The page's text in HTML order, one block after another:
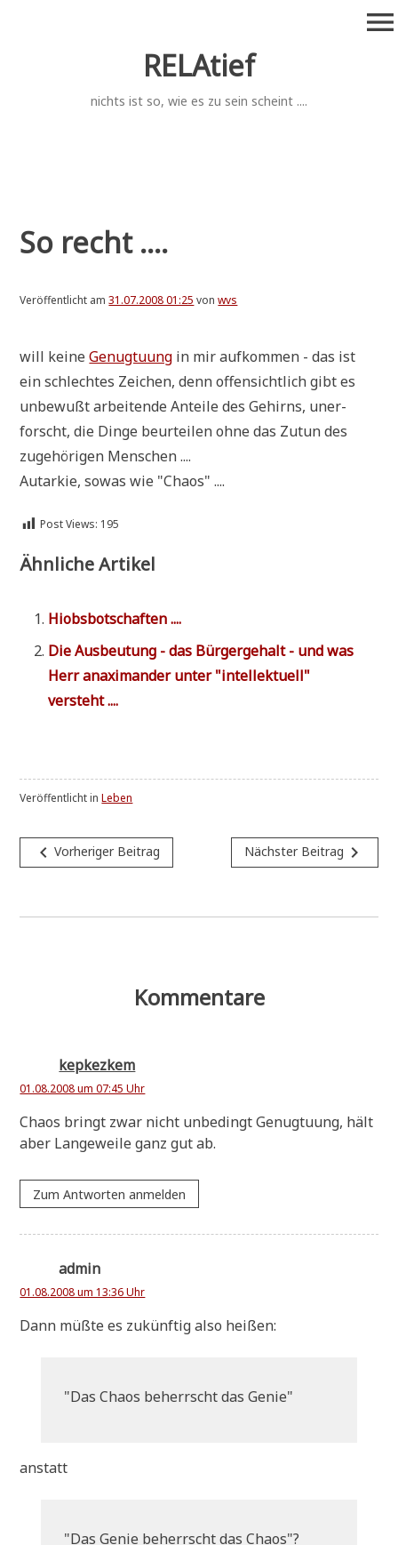
RELAtief
nichts ist so, wie es zu sein scheint ....
menu
So recht ....
Veröffentlicht am31.07.2008 01:25 vonwvs
will kei­neGenug­tu­ung in mir auf­kom­men - das ist
ein schlech­tes Zei­chen, denn offen­sicht­lich gibt es
unbe­wußt arbei­ten­de Antei­le des Gehirns, uner­
forscht, die Din­ge beur­tei­len ohne das Zutun des
zuge­hö­ri­gen Menschen ....
Aut­ar­kie, sowas wie "Cha­os" ....
Post Views: 195
Ähnliche Artikel
Hiobs­bot­schaf­ten ....
Die Aus­beu­tung - das Bür­ger­ge­halt - und was
Herr anaxi­man­der unter "intel­lek­tu­ell"
versteht ....
Veröffentlicht inLeben
Beitragsnavigation
navigate_beforeVorheriger Beitrag Nächster Beitrag navigate_next
Kommentare
kepkezkem
01.08.2008 um 07:45 Uhr
Cha­os bringt zwar nicht unbe­dingt Genug­tu­ung, hält
aber Lan­ge­wei­le ganz gut ab.
Zum Antworten anmelden
admin
01.08.2008 um 13:36 Uhr
Dann müß­te es zukünf­tig also heißen:
"Das Cha­os beherrscht das Genie"
anstatt
"Das Genie beherrscht das Chaos"?